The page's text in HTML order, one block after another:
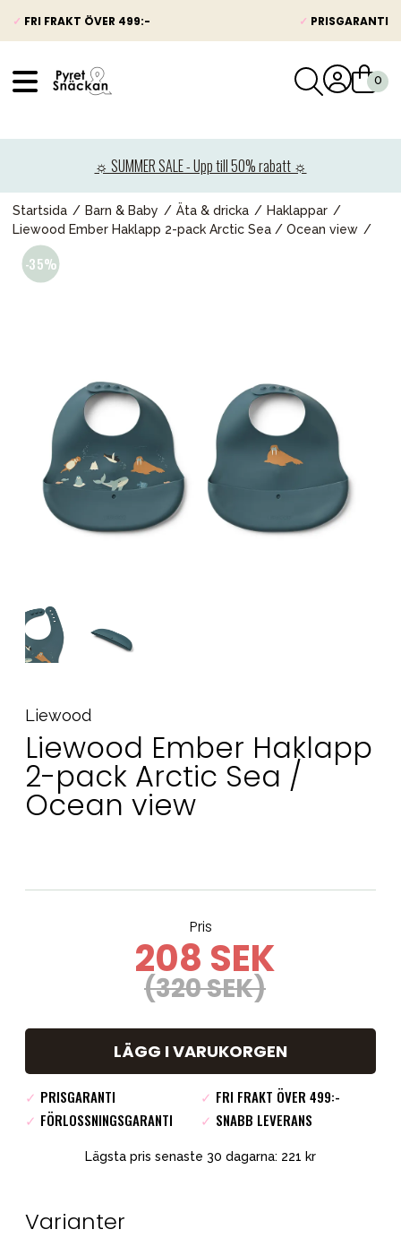
✓ FRI FRAKT ÖVER 499:- ✓ PRISGARANTI
☼ SUMMER SALE - Upp till 50% rabatt ☼
Startsida Barn & Baby Äta & dricka
Haklappar
Liewood Ember Haklapp 2-pack Arctic Sea / Ocean view
Liewood
Liewood Ember Haklapp
2-pack Arctic Sea /
Ocean view
Pris
208 SEK
(320 SEK)
LÄGG I VARUKORGEN
✓ PRISGARANTI ✓ FRI FRAKT ÖVER 499:-
✓ FÖRLOSSNINGSGARANTI ✓ SNABB LEVERANS
Lägsta pris senaste 30 dagarna: 221 kr
Varianter
Barnvagnar
Bilbarnstolar
Tillbehör
Reservdelar
Kampanjer
Presenttips
Våra favoriter
Kontakta oss